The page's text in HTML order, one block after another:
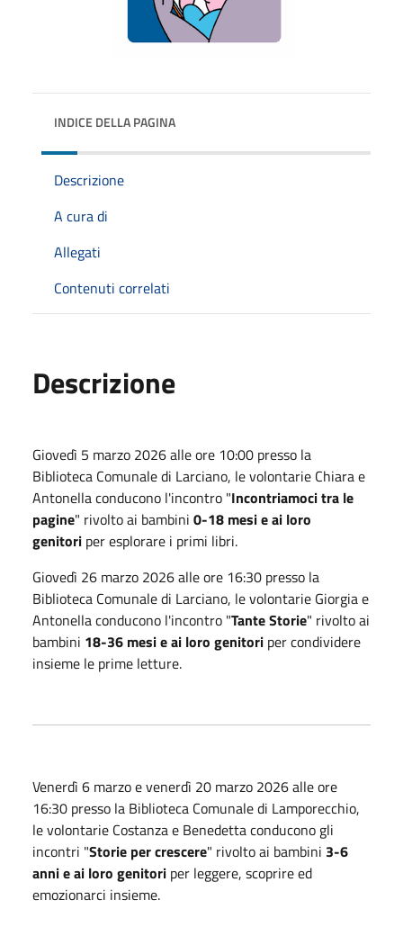
INDICE DELLA PAGINA
Descrizione
A cura di
Allegati
Contenuti correlati
Descrizione
Giovedì 5 marzo 2026 alle ore 10:00 presso la
Biblioteca Comunale di Larciano, le volontarie Chiara e
Antonella conducono l'incontro "Incontriamoci tra le
pagine" rivolto ai bambini 0-18 mesie ai loro
genitori per esplorare i primi libri.
Giovedì 26 marzo 2026 alle ore 16:30 presso la
Biblioteca Comunale di Larciano, le volontarie Giorgia e
Antonella conducono l'incontro "Tante Storie" rivolto ai
bambini 18-36 mesie ai loro genitori per condividere
insieme le prime letture.
Venerdì 6 marzo e venerdì 20 marzo 2026 alle ore
16:30 presso la Biblioteca Comunale di Lamporecchio,
le volontarie Costanza e Benedetta conducono gli
incontri "Storie per crescere" rivolto ai bambini 3-6
annie ai loro genitori per leggere, scoprire ed
emozionarci insieme.